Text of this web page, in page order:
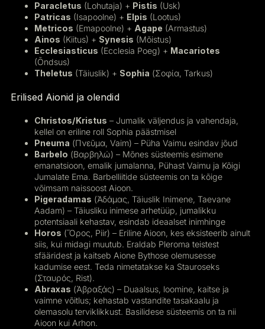
Paracletus (Lohutaja) + Pistis (Usk)
Patricas (Isapoolne) + Elpis (Lootus)
Metricos (Emapoolne) + Agape (Armastus)
Ainos (Kiitus) + Synesis (Mõistus)
Ecclesiasticus (Ecclesia Poeg) + Macariotes
(Õndsus)
Theletus (Täiuslik) + Sophia (Σοφία, Tarkus)
Erilised Aionid ja olendid
Christos/Kristus – Jumalik väljendus ja vahendaja,
kellel on eriline roll Sophia päästmisel
Pneuma (Πνεῦμα, Vaim) – Püha Vaimu esindav jõud
Barbelo (Βαρβηλώ) – Mõnes süsteemis esimene
emanatsioon, emalik jumalanna, Pühast Vaimu ja Kõigi
Jumalate Ema. Barbelliitide süsteemis on ta kõige
võimsam naissoost Aioon.
Pigeradamas (Ἀδάμας, Täiuslik Inimene, Taevane
Aadam) – Täiusliku inimese arhetüüp, jumalikku
potentsiaali kehastav, esindab ideaalset inimhinge
Horos (Ὅρος, Piir) – Eriline Aioon, kes eksisteerib ainult
siis, kui midagi muutub. Eraldab Pleroma teistest
sfääridest ja kaitseb Aione Bythose olemusesse
kadumise eest. Teda nimetatakse ka Stauroseks
(Σταυρός, Rist).
Abraxas (Ἀβραξάς) – Duaalsus, loomine, kaitse ja
vaimne võitlus; kehastab vastandite tasakaalu ja
olemasolu terviklikkust. Basilidese süsteemis on ta nii
Aioon kui Arhon.